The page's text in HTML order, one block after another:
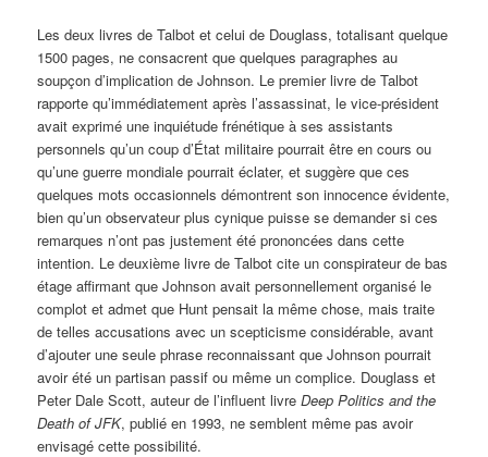
Les deux livres de Talbot et celui de Douglass, totalisant quelque
1500 pages, ne consacrent que quelques paragraphes au
soupçon d’implication de Johnson. Le premier livre de Talbot
rapporte qu’immédiatement après l’assassinat, le vice-président
avait exprimé une inquiétude frénétique à ses assistants
personnels qu’un coup d’État militaire pourrait être en cours ou
qu’une guerre mondiale pourrait éclater, et suggère que ces
quelques mots occasionnels démontrent son innocence évidente,
bien qu’un observateur plus cynique puisse se demander si ces
remarques n’ont pas justement été prononcées dans cette
intention. Le deuxième livre de Talbot cite un conspirateur de bas
étage affirmant que Johnson avait personnellement organisé le
complot et admet que Hunt pensait la même chose, mais traite
de telles accusations avec un scepticisme considérable, avant
d’ajouter une seule phrase reconnaissant que Johnson pourrait
avoir été un partisan passif ou même un complice. Douglass et
Peter Dale Scott, auteur de l’influent livreDeep Politics and the
Death of JFK, publié en 1993, ne semblent même pas avoir
envisagé cette possibilité.